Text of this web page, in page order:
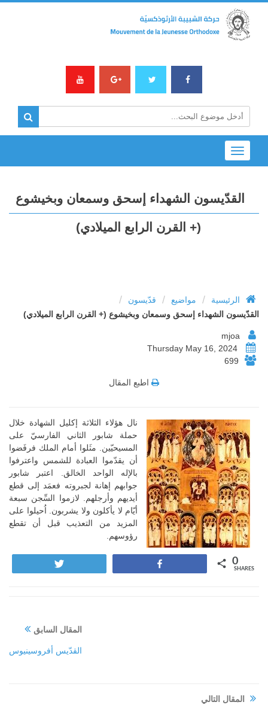
Toggle
navigation
القدّيسون الشهداء إسحق وسمعان وبخيشوع
(+ القرن الرابع الميلادي)
الرئيسية / مواضيع / قدّيسون /
القدّيسون الشهداء إسحق وسمعان وبخيشوع (+ القرن الرابع الميلادي)
699
اطبع المقال
نال هؤلاء الثلاثة إكليل الشهادة خلال
حملة شابور الثاني الفارسيّ على
المسيحيّين. مثَلوا أمام الملك فرفَضوا
أن يقدّموا العبادة للشمس واعترفوا
بالإله الواحد الخالق. اعتبر شابور
جوابهم إهانة لجبروته فعمَد إلى قطع
أيديهم وأرجلهم. لازموا السِّجن سبعة
أيّام لا يأكلون ولا يشربون. اُحيلوا على
المزيد من التعذيب قبل أن تقطع
رؤوسهم.
0
SHARES
المقال السابق
القدّيس أفروسينيوس
المقال التالي